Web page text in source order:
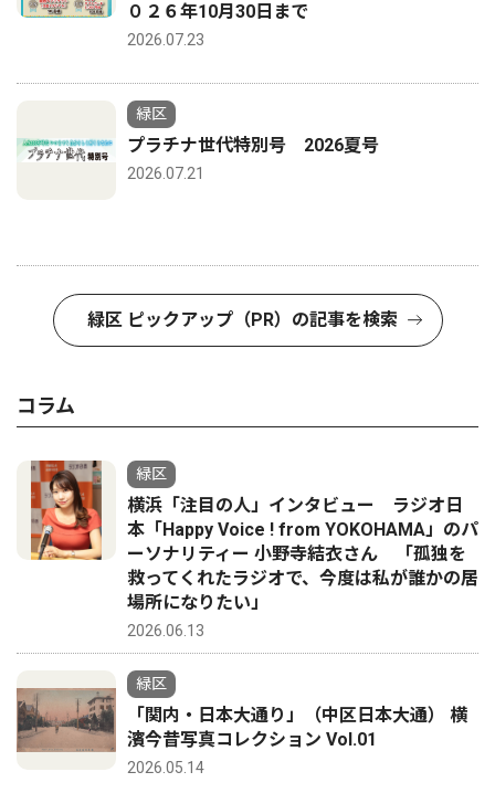
０２６年10月30日まで
2026.07.23
緑区
プラチナ世代特別号 2026夏号
2026.07.21
緑区 ピックアップ（PR）の記事を検索
コラム
緑区
横浜「注目の人」インタビュー ラジオ日
本「Happy Voice ! from YOKOHAMA」のパ
ーソナリティー 小野寺結衣さん 「孤独を
救ってくれたラジオで、今度は私が誰かの居
場所になりたい」
2026.06.13
緑区
「関内・日本大通り」（中区日本大通） 横
濱今昔写真コレクション Vol.01
2026.05.14